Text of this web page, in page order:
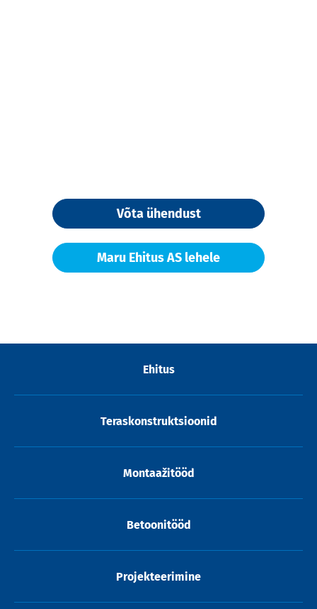
Võta ühendust
Maru Ehitus AS lehele
Ehitus
Teraskonstruktsioonid
Montaažitööd
Betoonitööd
Projekteerimine